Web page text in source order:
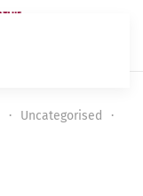
Uncategorised